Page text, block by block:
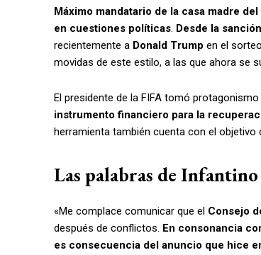
Máximo mandatario de la casa madre
en cuestiones políticas. Desde la
recientemente a Donald Trump en el
movidas de este estilo, a las que ahora se
El presidente de la FIFA tomó
instrumento financiero para la
herramienta también cuenta con el objetivo
Las palabras de Infantino
«Me complace comunicar que el Consejo
después de conflictos. En consonancia
es consecuencia del anuncio que hice